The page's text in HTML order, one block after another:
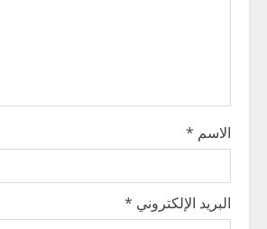
i
o
n
الاسم *
البريد الإلكتروني *